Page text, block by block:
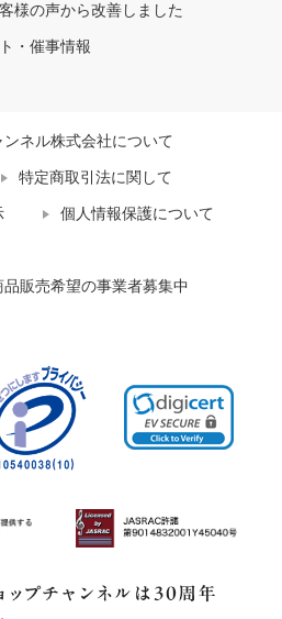
様の声から改善しました
・催事情報
ネル株式会社について
特定商取引法に関して
個人情報保護について
販売希望の事業者募集中